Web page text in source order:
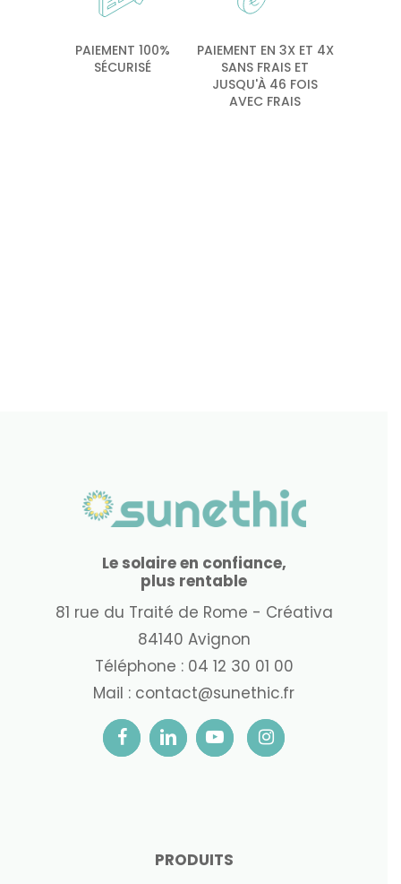
PAIEMENT 100%
SÉCURISÉ
PAIEMENT EN 3X ET 4X
SANS FRAIS ET
JUSQU'À 46 FOIS
AVEC FRAIS
Le solaire en confiance,
plus rentable
81 rue du Traité de Rome - Créativa
84140 Avignon
Téléphone : 04 12 30 01 00
Mail : contact@sunethic.fr
PRODUITS